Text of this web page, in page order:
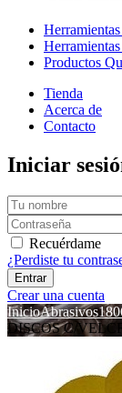
Productos
Tienda
Acerca de
Contacto
Iniciar
Recuérdame
¿Perdiste tu
Crear una cuenta
InicioAbrasivos
DISCOS C/